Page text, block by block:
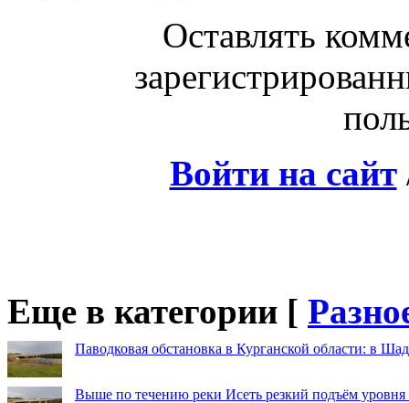
Оставлять
Войти на сайт
Еще в категории [
Паводковая обстановка в Курганской области: в
Выше по течению реки Исеть резкий подъём